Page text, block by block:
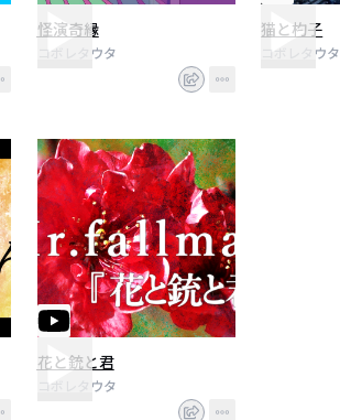
怪演奇縁
コボレタウタ
猫と杓子
コボレタウタ
花と銃と君
コボレタウタ